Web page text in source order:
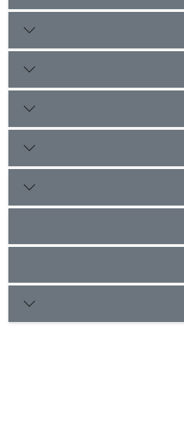
با استفاده از شیوه کتابخانه‌ای
تاریخی این است که سیداحمد
هجرت و جهاد را برای ایجاد
دولت سیک در پیش گرفت. دستاورد
بریلی نخستین فرد مسلمان
یک‌سو فتوای جهاد علیه استعمار
سوی دیگر برای نخستین‌بار نظریه‌ی
حکومت اسلامی بر مبنای شریعت را مطرح و خود را به ‎عنوان